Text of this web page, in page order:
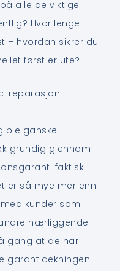
alle de viktige
Hvor lenge
– hvordan sikrer du
først er ute?
reparasjon i
ble ganske
grundig gjennom
faktisk
er så mye mer enn
kunder som
nærliggende
gang at de har
garantidekningen